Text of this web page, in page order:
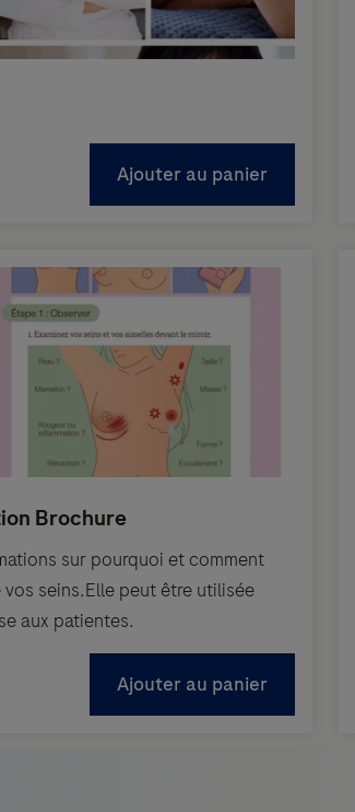
sur pourquoi et comment
seins.Elle peut être utilisée
aux patientes.